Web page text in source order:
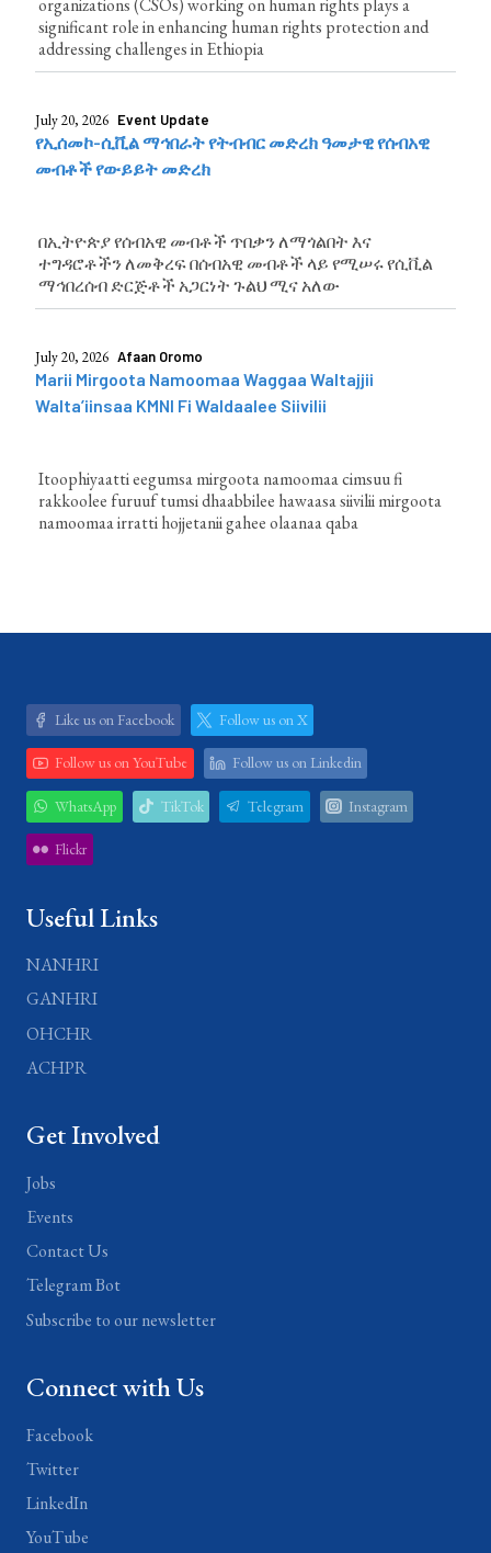
organizations (CSOs) working on human rights plays a
significant role in enhancing human rights protection and
addressing challenges in Ethiopia
July 20, 2026 Event Update
የኢሰመኮ-ሲቪል ማኅበራት የትብብር መድረክ ዓመታዊ የሰብአዊ
መብቶች የውይይት መድረክ
በኢትዮጵያ የሰብአዊ መብቶች ጥበቃን ለማጎልበት እና
ተግዳሮቶችን ለመቅረፍ በሰብአዊ መብቶች ላይ የሚሠሩ የሲቪል
ማኅበረሰብ ድርጅቶች አጋርነት ጉልህ ሚና አለው
July 20, 2026 Afaan Oromo
Marii Mirgoota Namoomaa Waggaa Waltajjii
Walta’iinsaa KMNI Fi Waldaalee Siivilii
Itoophiyaatti eegumsa mirgoota namoomaa cimsuu fi
rakkoolee furuuf tumsi dhaabbilee hawaasa siivilii mirgoota
namoomaa irratti hojjetanii gahee olaanaa qaba
Like us on Facebook Follow us on X
Follow us on YouTube Follow us on Linkedin
WhatsApp TikTok Telegram Instagram
Flickr
Useful Links
NANHRI
GANHRI
OHCHR
ACHPR
Get Involved
Jobs
Events
Contact Us
Telegram Bot
Subscribe to our newsletter
Connect with Us
Facebook
Twitter
LinkedIn
YouTube